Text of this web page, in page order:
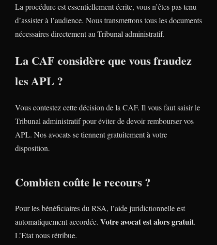
La procédure est essentiellement écrite, vous n’êtes pas tenu
d’assister à l’audience. Nous transmettons tous les documents
nécessaires directement au Tribunal administratif.
La CAF considère que vous fraudez
les APL ?
Vous contestez cette décision de la CAF. Il vous faut saisir le
Tribunal administratif pour éviter de devoir rembourser vos
APL. Nos avocats se tiennent gratuitement à votre
disposition.
Combien coûte le recours ?
Pour les bénéficiaires du RSA, l’aide juridictionnelle est
automatiquement accordée. Votre avocat est alors gratuit.
L’Etat nous rétribue.